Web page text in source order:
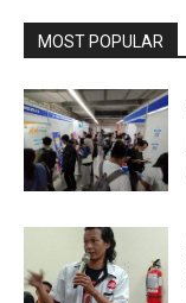
MOST POPULAR